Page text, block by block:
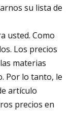
su lista de
usted. Como
Los precios
materias
Por lo tanto, le
artículo
precios en